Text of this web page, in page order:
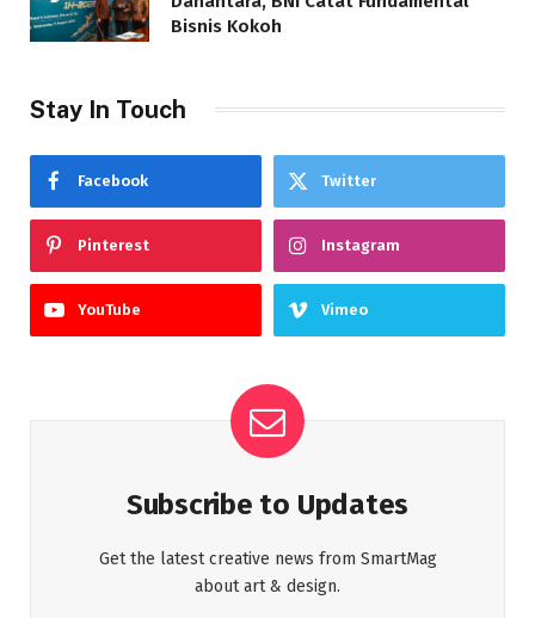
Bisnis Kokoh
Stay In Touch
Facebook Twitter
Pinterest Instagram
YouTube Vimeo
Subscribe to Updates
Get the latest creative news from SmartMag
about art & design.